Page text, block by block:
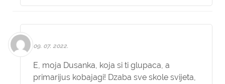
09. 07. 2022.
E, moja Dusanka, koja si ti glupaca, a
primarijus kobajagi! Dzaba sve skole svijeta,